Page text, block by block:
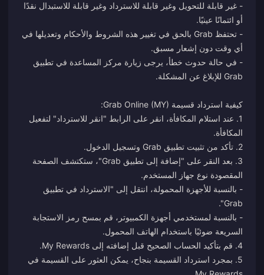
- غير قابلة للتحويل وغير قابلة للاسترداد وغير قابلة للاستبدال نقدًا
- تحتفظ Grab بالحق في تغيير هذه الشروط والأحكام وتعديلها في
- في حالة حدوث خطأ، يرجى زيارة مركز المساعدة في تطبيق
1. عند استلام المكافأة، انقر على الرابط "انقر للاسترداد" لتفعيل
3. بعد النقر على "إضافة إلى تطبيق Grab"، ستكتشف الصفحة
- بالنسبة للأجهزة المحمولة، انتقل إلى "الاسترداد في تطبيق
- بالنسبة لمستخدمي أجهزة الكمبيوتر، قم بمسح رمز الاستجابة
5. بمجرد استرداد القسيمة بنجاح، يمكن العثور على القسيمة في